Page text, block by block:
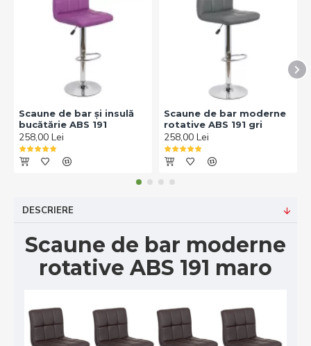
Scaune de bar și insulă
bucătărie ABS 191
258,00 Lei
Scaune de bar moderne
rotative ABS 191 gri
258,00 Lei
DESCRIERE
Scaune de bar moderne
rotative ABS 191 maro